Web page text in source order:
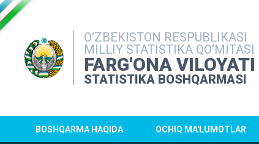
O‘ZBEKISTON RESPUBLIKASI
MILLIY STATISTIKA QO‘MITASI
FARG'ONA VILOYATI
STATISTIKA BOSHQARMASI
BOSHQARMA HAQIDA OCHIQ MA'LUMOTLAR